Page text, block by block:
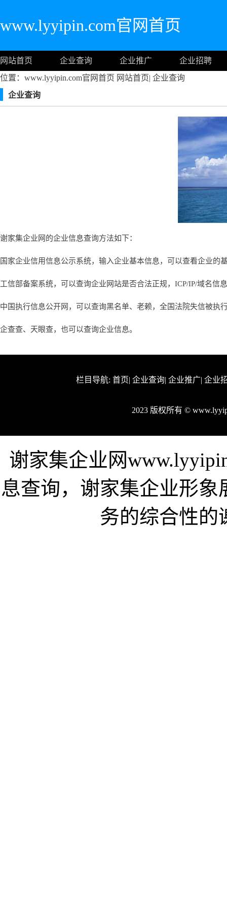
www.lyyipin.com官网首页
网站首页 企业查询 企业推广
企业招聘
位置：www.lyyipin.com官网首页 网站首页| 企业查询
企业查询
谢家集企业网的企业信息查询方法如下：
国家企业信用信息公示系统，输入企业基本信息，可以查看企业的
工信部备案系统，可以查询企业网站是否合法正规，ICP/IP/域名信
中国执行信息公开网，可以查询黑名单、老赖，全国法院失信被执
企查查、天眼查，也可以查询企业信息。
栏目导航: 首页| 企业查询| 企业推广| 企业
2023 版权所有 ©
谢家集企业网
息查询，谢家集企业形
务的综合性的